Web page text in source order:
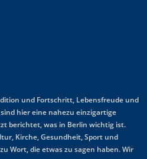
und Fortschritt, Lebensfreude und
hier eine nahezu einzigartige
berichtet, was in Berlin wichtig ist.
Kirche, Gesundheit, Sport und
Wort, die etwas zu sagen haben. Wir